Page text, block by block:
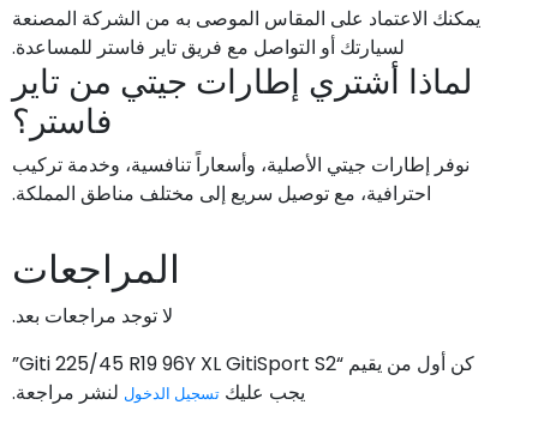
يمكنك الاعتماد على المقاس الموصى به من الشركة المصنعة
لسيارتك أو التواصل مع فريق تاير فاستر للمساعدة.
لماذا أشتري إطارات جيتي من تاير
فاستر؟
نوفر إطارات جيتي الأصلية، وأسعاراً تنافسية، وخدمة تركيب
احترافية، مع توصيل سريع إلى مختلف مناطق المملكة.
المراجعات
لا توجد مراجعات بعد.
كن أول من يقيم “Giti 225/45 R19 96Y XL GitiSport S2”
يجب عليك تسجيل الدخول لنشر مراجعة.